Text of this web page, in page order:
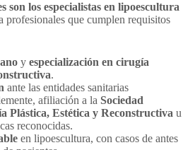
son los especialistas en lipoescultura
profesionales que cumplen requisitos
y especialización en cirugía
.
ante las entidades sanitarias
afiliación a la Sociedad
Plástica, Estética y Reconstructiva u
reconocidas.
en lipoescultura, con casos de antes